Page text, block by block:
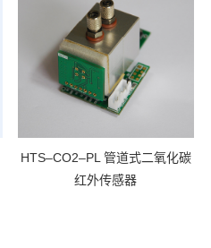
HTS–CO2–PL 管道式二氧化碳
红外传感器